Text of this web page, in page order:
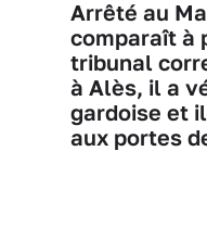
Arrêté au
comparaît à
tribunal
à Alès, il a
gardoise et
aux portes